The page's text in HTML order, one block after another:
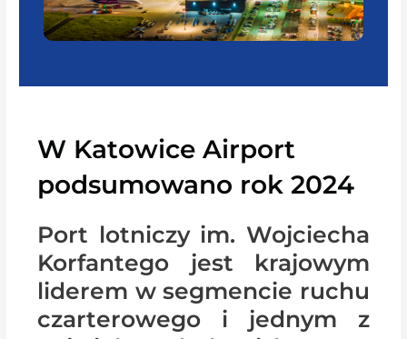
W Katowice Airport
podsumowano rok 2024
Port lotniczy im. Wojciecha
Korfantego jest krajowym
liderem w segmencie ruchu
czarterowego i jednym z